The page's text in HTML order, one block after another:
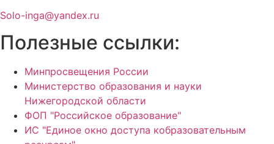
Solo-inga@yandex.ru
Полезные ссылки:
Минпросвещения России
Министерство образования и науки
Нижегородской области
ФОП "Российское образование"
ИС "Единое окно доступа кобразовательным